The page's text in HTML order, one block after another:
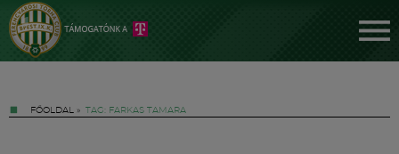
FŐOLDAL » TAG: FARKAS TAMARA